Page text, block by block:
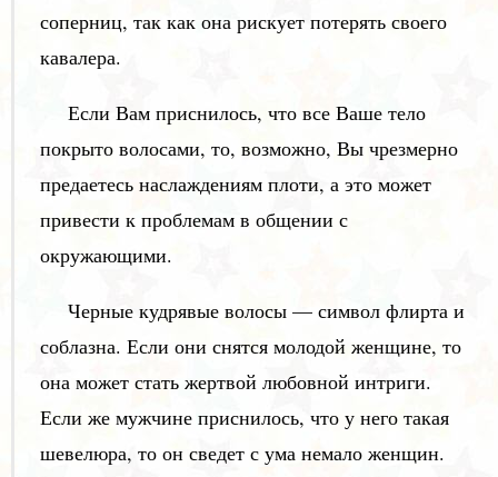
соперниц, так как она рискует потерять своего
кавалера.
Если Вам приснилось, что все Ваше тело
покрыто волосами, то, возможно, Вы чрезмерно
предаетесь наслаждениям плоти, а это может
привести к проблемам в общении с
окружающими.
Черные кудрявые волосы — символ флирта и
соблазна. Если они снятся молодой женщине, то
она может стать жертвой любовной интриги.
Если же мужчине приснилось, что у него такая
шевелюра, то он сведет с ума немало женщин.